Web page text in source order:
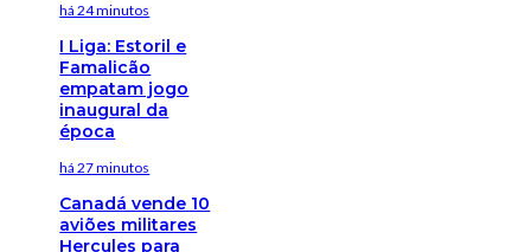
há 24 minutos
I Liga: Estoril e
Famalicão
empatam jogo
inaugural da
época
há 27 minutos
Canadá vende 10
aviões militares
Hercules para